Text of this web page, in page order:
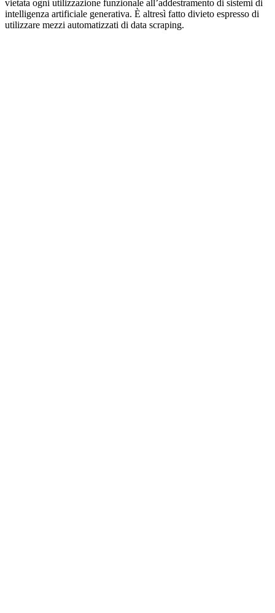
vietata ogni utilizzazione funzionale all’addestramento di sistemi di
intelligenza artificiale generativa. È altresì fatto divieto espresso di
utilizzare mezzi automatizzati di data scraping.